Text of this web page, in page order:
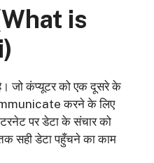
What is
है। जो कंप्यूटर को एक दूसरे के
करने के लिए
पर डेटा के संचार को
सही डेटा पहुँचने का काम